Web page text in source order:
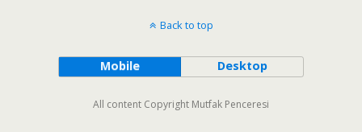
Back to top
Mobile Desktop
All content Copyright Mutfak Penceresi